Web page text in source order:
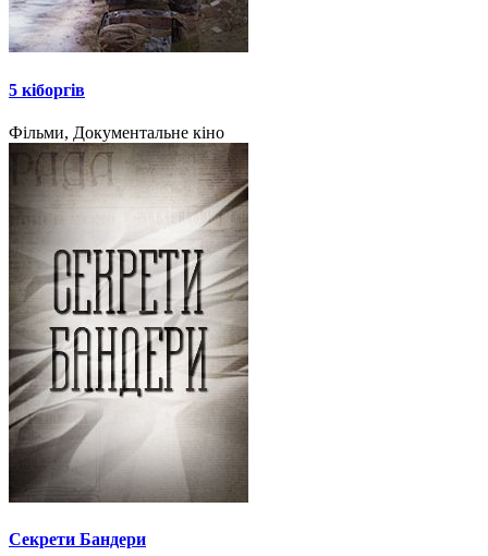
5 кіборгів
Фільми, Документальне кіно
Секрети Бандери